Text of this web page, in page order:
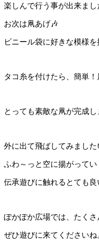
楽しんで行う事が出来まし
お次は凧あげ🎶
ビニール袋に好きな模様を
タコ糸を付けたら、簡単！
とっても素敵な凧が完成
外に出て飛ばしてみました
ふわ～っと空に揚がって
伝承遊びに触れるとても
ぽかぽか広場では、たく
ぜひ遊びに来てくださいね